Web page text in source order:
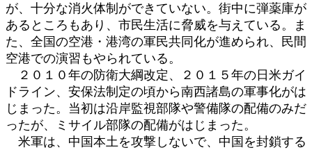
が、十分な消火体制ができていない。街中に弾薬庫が
あるところもあり、市民生活に脅威を与えている。ま
た、全国の空港・港湾の軍民共同化が進められ、民間
空港での演習もやられている。
２０１０年の防衛大綱改定、２０１５年の日米ガイ
ドライン、安保法制定の頃から南西諸島の軍事化がは
じまった。当初は沿岸監視部隊や警備隊の配備のみだ
ったが、ミサイル部隊の配備がはじまった。
米軍は、中国本土を攻撃しないで、中国を封鎖する